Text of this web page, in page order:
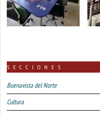
SECCIONES
Buenavista del Norte
Cultura